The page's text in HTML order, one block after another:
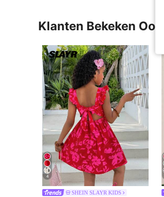
Klanten Bekeken Ook
4
SHEIN SLAYR KIDS